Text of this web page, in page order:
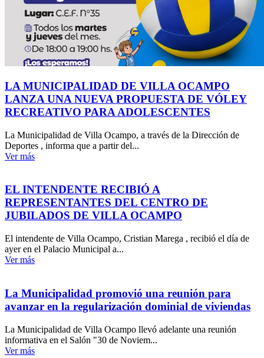
LA MUNICIPALIDAD DE VILLA OCAMPO
LANZA UNA NUEVA PROPUESTA DE VÓLEY
RECREATIVO PARA ADOLESCENTES
La Municipalidad de Villa Ocampo, a través de la Dirección de
Deportes , informa que a partir del...
Ver más
EL INTENDENTE RECIBIÓ A
REPRESENTANTES DEL CENTRO DE
JUBILADOS DE VILLA OCAMPO
El intendente de Villa Ocampo, Cristian Marega , recibió el día de
ayer en el Palacio Municipal a...
Ver más
La Municipalidad promovió una reunión para
avanzar en la regularización dominial de viviendas
La Municipalidad de Villa Ocampo llevó adelante una reunión
informativa en el Salón "30 de Noviem...
Ver más